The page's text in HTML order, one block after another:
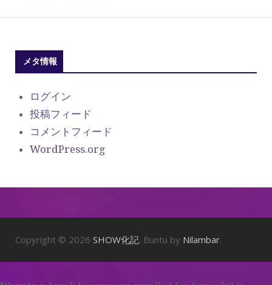
メタ情報
ログイン
投稿フィード
コメントフィード
WordPress.org
Copyright © 2026 SHOW化記. Buntu by Nilambar.